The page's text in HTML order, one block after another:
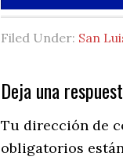
Filed Under: San
Reader
Interactions
Deja una
Tu dirección de
obligatorios